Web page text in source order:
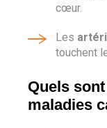
cœur.
Les
touchent
Quels
maladies